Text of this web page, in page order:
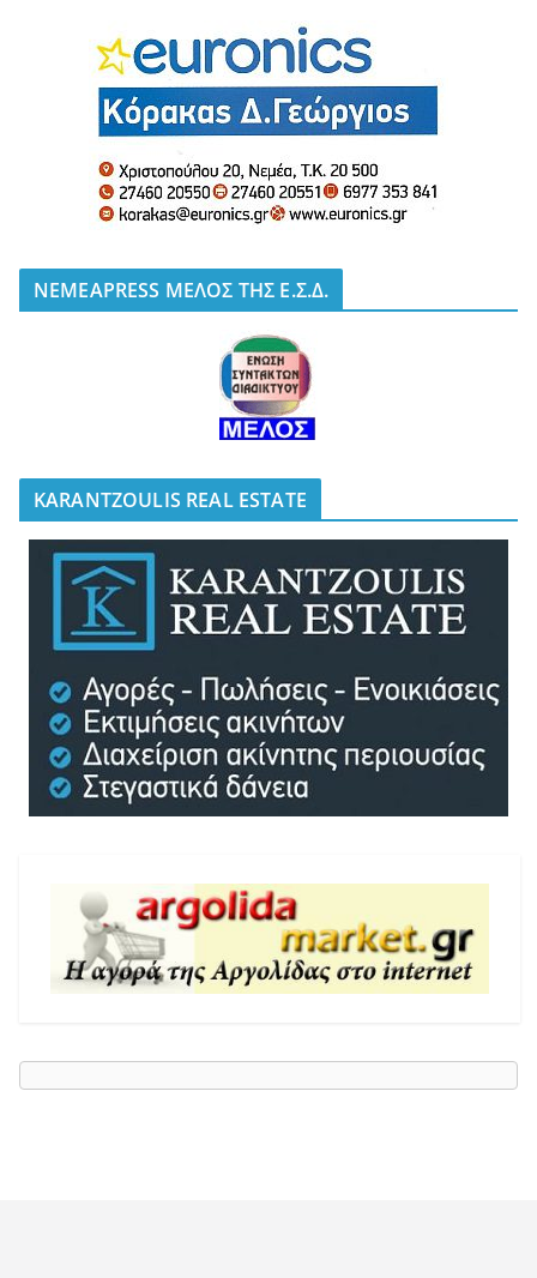
NEMEAPRESS ΜΕΛΟΣ ΤΗΣ Ε.Σ.Δ.
KARANTZOULIS REAL ESTATE